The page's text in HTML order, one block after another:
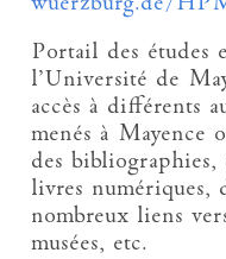
Portail des études
l’Université de
accès à différents
menés à Mayence
des bibliographies,
livres numériques,
nombreux liens
musées, etc.